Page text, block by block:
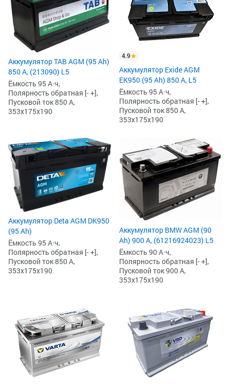
Аккумулятор TAB AGM (95 Ah)
850 А, (213090) L5
Ёмкость 95 А·ч,
Полярность обратная [- +],
Пусковой ток 850 А,
353x175x190
4.9
Аккумулятор Exide AGM
EK950 (95 Ah) 850 А, L5
Ёмкость 95 А·ч,
Полярность обратная [- +],
Пусковой ток 850 А,
353x175x190
Аккумулятор Deta AGM DK950
(95 Ah)
Ёмкость 95 А·ч,
Полярность обратная [- +],
Пусковой ток 850 А,
353x175x190
Аккумулятор BMW AGM (90
Ah) 900 А, (61216924023) L5
Ёмкость 90 А·ч,
Полярность обратная [- +],
Пусковой ток 900 А,
353x175x190